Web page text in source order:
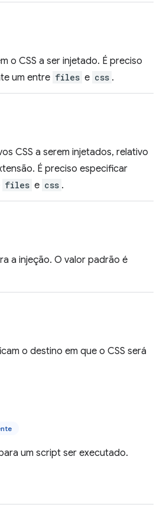
o CSS a ser injetado. É preciso
um entre files e css .
CSS a serem injetados, relativo
É preciso especificar
files e css .
a injeção. O valor padrão é
o destino em que o CSS será
um script ser executado.